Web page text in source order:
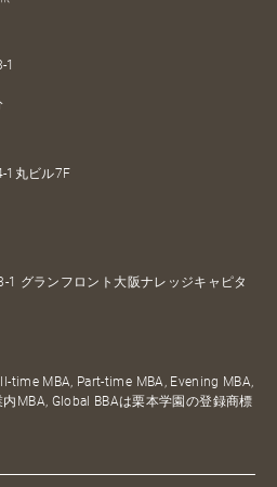
1
1丸ビル7F
グランフロント大阪ナレッジキャピタ
time MBA, Part-time MBA, Evening MBA,
MBA, Global BBAは栗本学園の登録商標